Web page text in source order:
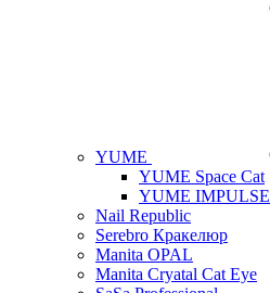
YUME
YUME Space Cat
YUME IMPULSE
Nail Republic
Serebro Кракелюр
Manita OPAL
Manita Cryatal Cat Eye